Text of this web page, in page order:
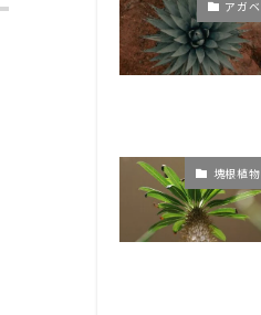
アガベ
塊根植物